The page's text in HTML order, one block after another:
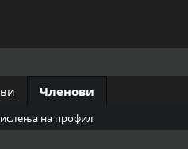
Членови
на профил